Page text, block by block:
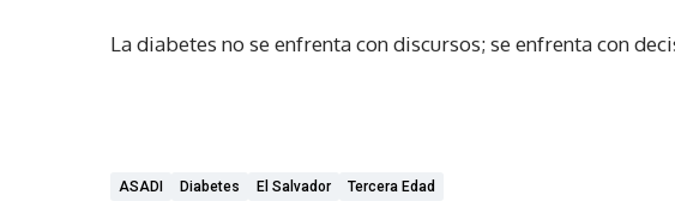
La diabetes no se enfrenta con discursos; se enfrenta con
ASADI Diabetes El Salvador Tercera Edad